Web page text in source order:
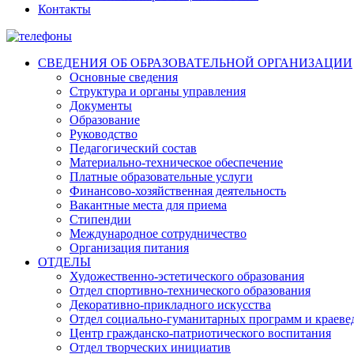
Контакты
СВЕДЕНИЯ ОБ ОБРАЗОВАТЕЛЬНОЙ ОРГАНИЗАЦИИ
Основные сведения
Структура и органы управления
Документы
Образование
Руководство
Педагогический состав
Материально-техническое обеспечение
Платные образовательные услуги
Финансово-хозяйственная деятельность
Вакантные места для приема
Стипендии
Международное сотрудничество
Организация питания
ОТДЕЛЫ
Художественно-эстетического образования
Отдел спортивно-технического образования
Декоративно-прикладного искусства
Отдел социально-гуманитарных программ и
Центр гражданско-патриотического воспитания
Отдел творческих инициатив